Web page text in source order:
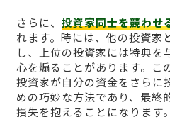
さらに、 投資家同士を競わせ
れます。時には、他の投資家
し、上位の投資家には特典を
心を煽ることがあります。こ
投資家が自分の資金をさらに
めの巧妙な方法であり、最終
損失を抱えることになります。